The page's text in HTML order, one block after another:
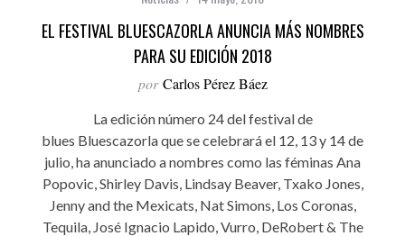
EL FESTIVAL BLUESCAZORLA ANUNCIA MÁS NOMBRES
PARA SU EDICIÓN 2018
por Carlos Pérez Báez
La edición número 24 del festival de
blues Bluescazorla que se celebrará el 12, 13 y 14 de
julio, ha anunciado a nombres como las féminas Ana
Popovic, Shirley Davis, Lindsay Beaver, Txako Jones,
Jenny and the Mexicats, Nat Simons, Los Coronas,
Tequila, José Ignacio Lapido, Vurro, DeRobert & The